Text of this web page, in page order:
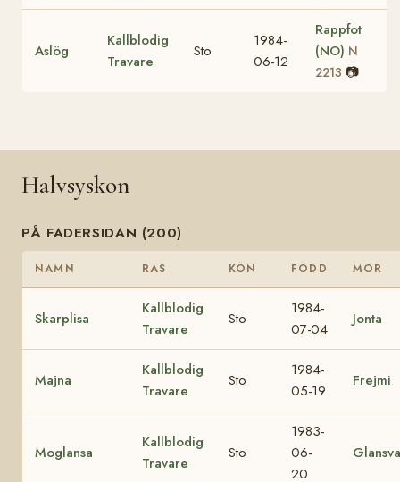
Aslög
Kallblodig
Travare
Sto
1984-
06-12
Rappfot
(NO) N
2213 📷
Halvsyskon
PÅ FADERSIDAN (200)
NAMN RAS KÖN FÖDD MOR
Skarplisa
Kallblodig
Travare
Sto
1984-
07-04
Jonta
Majna
Kallblodig
Travare
Sto
1984-
05-19
Frejmi
Moglansa
Kallblodig
Travare
Sto
1983-
06-
20